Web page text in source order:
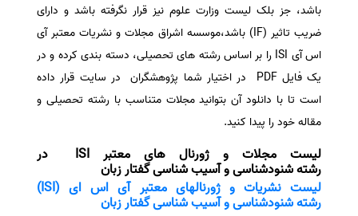
باشد، جز بلک لیست وزارت علوم نیز قرار نگرفته باشد و دارای
ضریب تاثیر (IF) باشد،موسسه اشراق مجلات و نشریات معتبر آی
اس آی ISI را بر اساس رشته های تحصیلی، دسته بندی کرده و در
یک فایل PDF در اختیار شما پژوهشگران در سایت قرار داده
است تا با دانلود آن بتوانید مجلات متناسب با رشته تحصیلی و
مقاله خود را پیدا کنید.
لیست مجلات و ژورنال های معتبر ISI در
رشته شنودشناسی و آسیب شناسی گفتار زبان
لیست نشریات و ژورنالهای معتبر آی اس ای (ISI)
رشته شنودشناسی و آسیب شناسی گفتار زبان